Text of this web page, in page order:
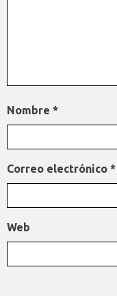
Nombre *
Correo electrónico *
Web